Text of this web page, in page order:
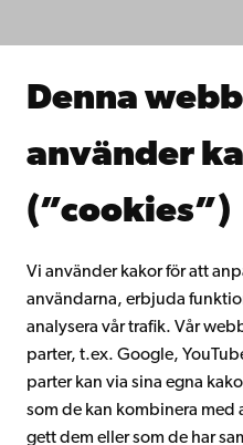
Denna
använder
(”cookies”)
Vi använder kakor för att
användarna, erbjuda
analysera vår trafik. Vår
parter, t.ex. Google,
parter kan via sina egna
som de kan kombinera med
gett dem eller som de har
Samarbeta med oss
Kontinuerligt lärande
Gå med i Åbo
Intranätet
Facebook InstagramYouTube